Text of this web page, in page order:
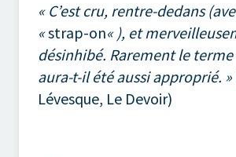
« C’est cru, rentre-dedans
«strap-on« ), et
désinhibé. Rarement le terme
aura-t-il été aussi approprié. »
Lévesque, Le Devoir)